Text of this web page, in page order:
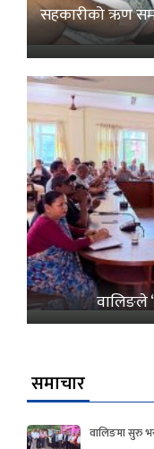
सहकारीको ऋण
वालिङले
समाचार
वालिङमा सुरु